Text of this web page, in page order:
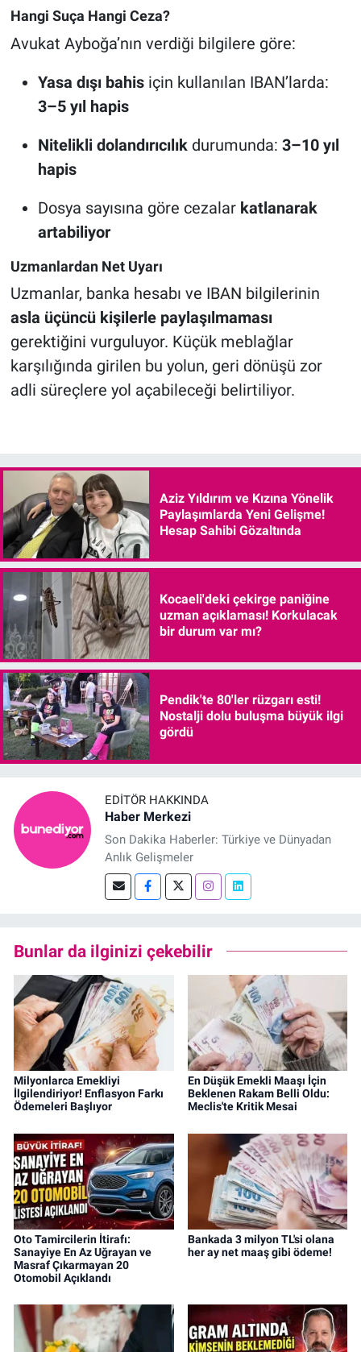
Hangi Suça Hangi Ceza?
Avukat Ayboğa’nın verdiği bilgilere göre:
Yasa dışı bahisiçin kullanılan IBAN’larda:
3–5 yıl hapis
Nitelikli dolandırıcılıkdurumunda: 3–10 yıl
hapis
Dosya sayısına göre cezalar katlanarak
artabiliyor
Uzmanlardan Net Uyarı
Uzmanlar, banka hesabı ve IBAN bilgilerinin
asla üçüncü kişilerle paylaşılmaması
gerektiğini vurguluyor. Küçük meblağlar
karşılığında girilen bu yolun, geri dönüşü zor
adli süreçlere yol açabileceği belirtiliyor.
Aziz Yıldırım ve Kızına Yönelik
Paylaşımlarda Yeni Gelişme!
Hesap Sahibi Gözaltında
Kocaeli'deki çekirge paniğine
uzman açıklaması! Korkulacak
bir durum var mı?
Pendik'te 80'ler rüzgarı esti!
Nostalji dolu buluşma büyük ilgi
gördü
EDITÖR HAKKINDA
Haber Merkezi
Son Dakika Haberler: Türkiye ve Dünyadan
Anlık Gelişmeler
Bunlar da ilginizi çekebilir
Milyonlarca Emekliyi
İlgilendiriyor! Enflasyon Farkı
Ödemeleri Başlıyor
En Düşük Emekli Maaşı İçin
Beklenen Rakam Belli Oldu:
Meclis'te Kritik Mesai
Oto Tamircilerin İtirafı:
Sanayiye En Az Uğrayan ve
Masraf Çıkarmayan 20
Otomobil Açıklandı
Bankada 3 milyon TL'si olana
her ay net maaş gibi ödeme!